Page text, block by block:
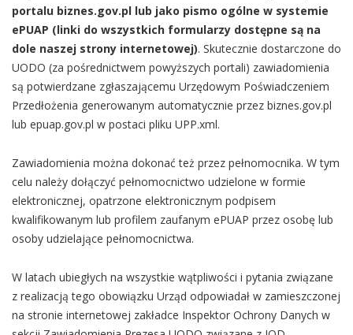
portalu biznes.gov.pl lub jako pismo ogólne w systemie
ePUAP (linki do wszystkich formularzy dostępne są na
dole naszej strony internetowej). Skutecznie dostarczone do
UODO (za pośrednictwem powyższych portali) zawiadomienia
są potwierdzane zgłaszającemu Urzędowym Poświadczeniem
Przedłożenia generowanym automatycznie przez biznes.gov.pl
lub epuap.gov.pl w postaci pliku UPP.xml.
Zawiadomienia można dokonać też przez pełnomocnika. W tym
celu należy dołączyć pełnomocnictwo udzielone w formie
elektronicznej, opatrzone elektronicznym podpisem
kwalifikowanym lub profilem zaufanym ePUAP przez osobę lub
osoby udzielające pełnomocnictwa.
W latach ubiegłych na wszystkie wątpliwości i pytania związane
z realizacją tego obowiązku Urząd odpowiadał w zamieszczonej
na stronie internetowej zakładce Inspektor Ochrony Danych w